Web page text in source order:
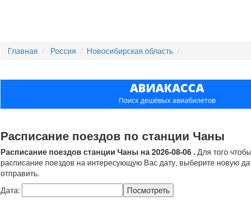
Главная Россия Новосибирская область
АВИАКАССА
Поиск дешёвых авиабилетов
Расписание поездов по станции Чаны
Расписание поездов станции Чаны на 2026-08-06 .Для того
расписание поездов на интересующую Вас дату, выберите новую
отправить.
Дата: